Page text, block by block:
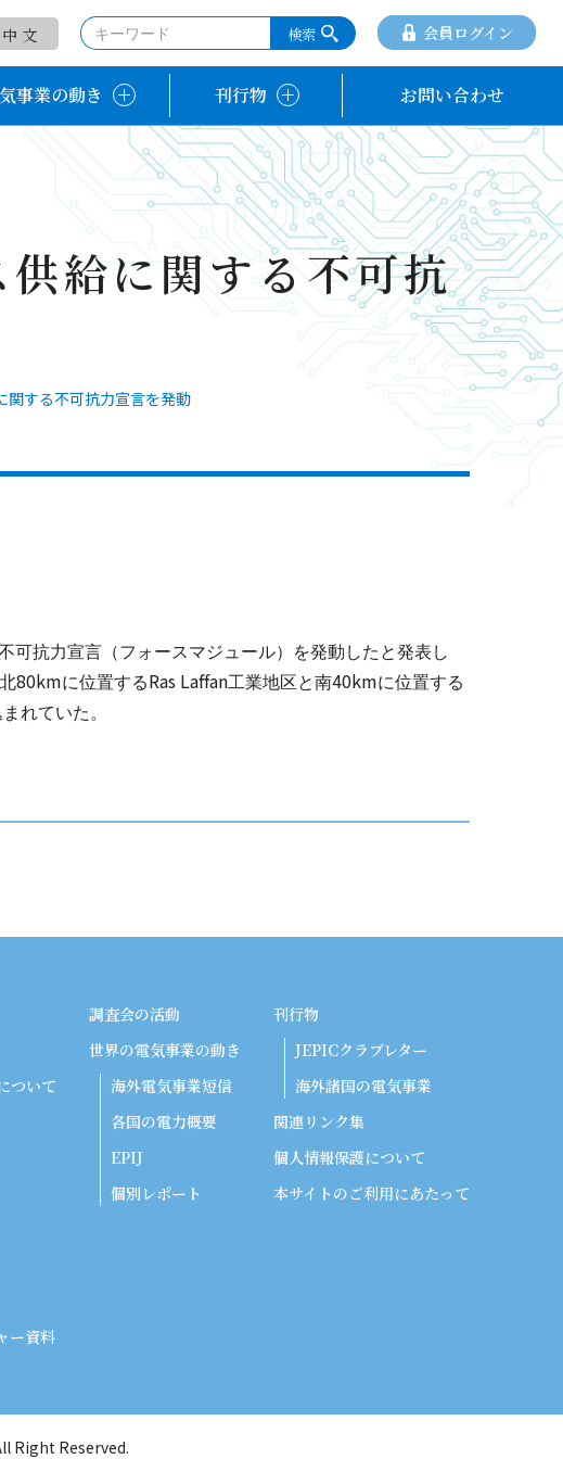
中 文 会員ログイン
事業の動き 刊行物 お問い合わせ
給に関する不可抗
する不可抗力宣言を発動
可抗力宣言（フォースマジュール）を発動したと発表し
80kmに位置するRas Laffan工業地区と南40kmに位置する
れていた。
ついて
ー資料
調査会の活動
世界の電気事業の動き
海外電気事業短信
各国の電力概要
EPIJ
個別レポート
刊行物
JEPICクラブレター
海外諸国の電気事業
関連リンク集
個人情報保護について
本サイトのご利用にあたって
Right Reserved.